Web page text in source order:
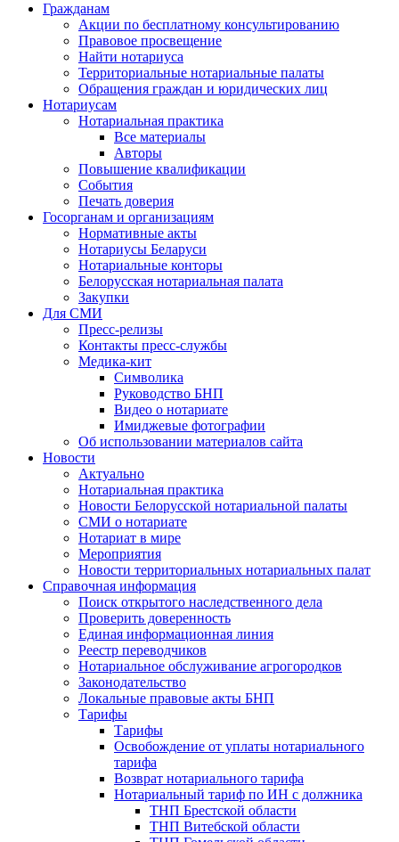
Гражданам
Акции по бесплатному консультированию
Правовое просвещение
Найти нотариуса
Территориальные нотариальные палаты
Обращения граждан и юридических лиц
Нотариусам
Нотариальная практика
Все материалы
Авторы
Повышение квалификации
События
Печать доверия
Госорганам и организациям
Нормативные акты
Нотариусы Беларуси
Нотариальные конторы
Белорусская нотариальная палата
Закупки
Для СМИ
Пресс-релизы
Контакты пресс-службы
Медика-кит
Символика
Руководство БНП
Видео о нотариате
Имиджевые фотографии
Об использовании материалов сайта
Новости
Актуально
Нотариальная практика
Новости Белорусской нотариальной палаты
СМИ о нотариате
Нотариат в мире
Мероприятия
Новости территориальных нотариальных палат
Справочная информация
Поиск открытого наследственного дела
Проверить доверенность
Единая информационная линия
Реестр переводчиков
Нотариальное обслуживание агрогородков
Законодательство
Локальные правовые акты БНП
Тарифы
Тарифы
Освобождение от уплаты нотариального
тарифа
Возврат нотариального тарифа
Нотариальный тариф по ИН с должника
ТНП Брестской области
ТНП Витебской области